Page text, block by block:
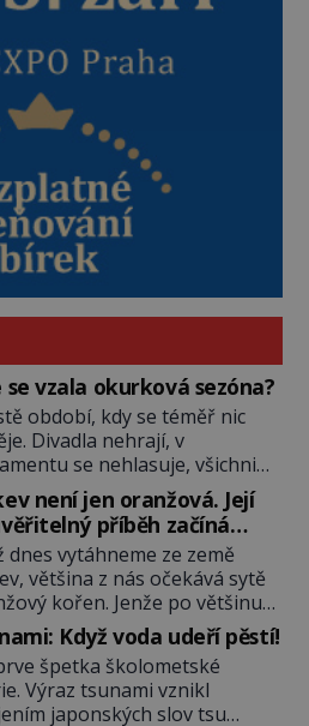
se vzala okurková sezóna?
období, kdy se téměř nic
Divadla nehrají, v
se nehlasuje, všichni
na dovolené a média tak
o čem mluvit a psát. A
si proto témata, které
nezajímají. Proč je však ona
doba spojovaná zrovna s
Okurkovou sezónu
už od poloviny 19. století,
jako Češi […]
není jen oranžová. Její
příběh začíná
barvou
dnes vytáhneme ze země
většina z nás očekává sytě
kořen. Jenže po většinu
je mrkev všechno
jen ne oranžová. Je fialová,
bílá, někdy dokonce téměř
Až díky stovkám let
Když voda udeří pěstí!
špetka školometské
Výraz tsunami vznikl
japonských slov tsu